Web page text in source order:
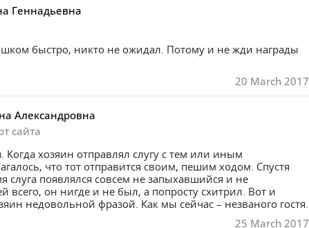
Геннадьевна
быстро, никто не ожидал. Потому и не жди награды
20 March 2017
Александровна
сайта
Когда хозяин отправлял слугу с тем или иным
что тот отправится своим, пешим ходом. Спустя
слуга появлялся совсем не запыхавшийся и не
всего, он нигде и не был, а попросту схитрил. Вот и
недовольной фразой. Как мы сейчас – незваного гостя.
25 March 2017